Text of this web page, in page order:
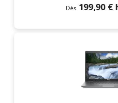
Dès 199,90 €